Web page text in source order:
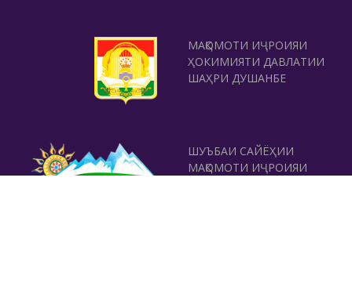
МАҚОМОТИ ИҶРОИЯИ
ҲОКИМИЯТИ ДАВЛАТИИ
ШАҲРИ ДУШАНБЕ
ШУЪБАИ САЙЁҲИИ
МАҚОМОТИ ИҶРОИЯИ